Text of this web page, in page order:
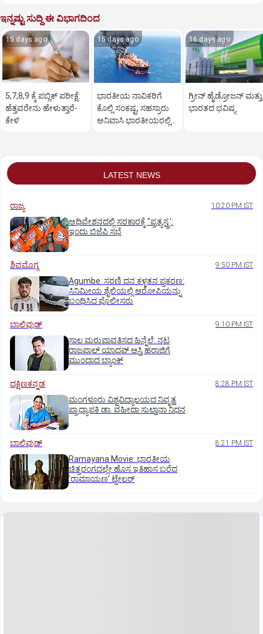
ಇನ್ನಷ್ಟು ಸುದ್ದಿ ಈ ವಿಭಾಗದಿಂದ
15 days ago
5,7,8,9 ಕ್ಕೆ ಪಬ್ಲಿಕ್‌ ಪರೀಕ್ಷೆ:
ಹೆತ್ತವರೇನು ಹೇಳುತ್ತಾರೆ-
ಕೇಳಿ
15 days ago
ಭಾರತೀಯ ನಾವಿಕರಿಗೆ
ಕೊಲ್ಲಿ ಸಂಕಷ್ಟ; ಸಹಸ್ರಾರು
ಅನಿವಾಸಿ ಭಾರತೀಯರಲ್ಲಿ
16 days ago
ಗ್ರೀನ್‌ ಹೈಡ್ರೋಜನ್‌ ಮತ್ತು
ಭಾರತದ ಭವಿಷ್ಯ
LATEST NEWS
ರಾಜ್ಯ 10:20 PM IST
ಅಧಿವೇಶನದಲ್ಲಿ ಸರಕಾರಕ್ಕೆ "ಪ್ರತ್ಯಸ್ತ್ರ':
ಇಂದು ಬಿಜೆಪಿ ಸಭೆ
ಶಿವಮೊಗ್ಗ 9:50 PM IST
Agumbe: ಸರಣಿ ದನ ಕಳ್ಳತನ ಪ್ರಕರಣ:
ಸಿನಿಮೀಯ ಶೈಲಿಯಲ್ಲಿ ಆರೋಪಿಯನ್ನು
ಬಂಧಿಸಿದ ಪೊಲೀಸರು
ಬಾಲಿವುಡ್‌ 9:10 PM IST
ಸಾಲ ಮರುಪಾವತಿಸದ ಹಿನ್ನೆಲೆ: ನಟ
ರಾಜಪಾಲ್ ಯಾದವ್‌ ಆಸ್ತಿ ಹರಾಜಿಗೆ
ಮುಂದಾದ ಬ್ಯಾಂಕ್
ದಕ್ಷಿಣಕನ್ನಡ 8:28 PM IST
ಮಂಗಳೂರು ವಿಶ್ವವಿದ್ಯಾಲಯದ ನಿವೃತ್ತ
ಪ್ರಾಧ್ಯಾಪಕಿ ಡಾ. ವಹೀದಾ ಸುಲ್ತಾನಾ ನಿಧನ
ಬಾಲಿವುಡ್‌ 8:21 PM IST
Ramayana Movie: ಭಾರತೀಯ
ಚಿತ್ರರಂಗದಲ್ಲೇ ಹೊಸ ಇತಿಹಾಸ ಬರೆದ
ʼರಾಮಾಯಣʼ ಟ್ರೇಲರ್